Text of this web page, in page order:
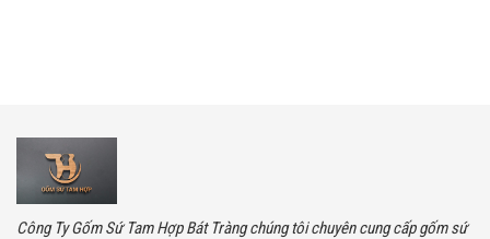
Công Ty Gốm Sứ Tam Hợp Bát Tràng chúng tôi chuyên cung cấp gốm sứ